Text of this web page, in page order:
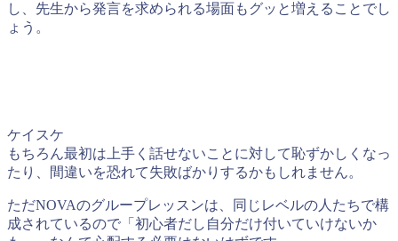
し、先生から発言を求められる場面もグッと増えることでし
ょう。
ケイスケ
もちろん最初は上手く話せないことに対して恥ずかしくなっ
たり、間違いを恐れて失敗ばかりするかもしれません。
ただNOVAのグループレッスンは、同じレベルの人たちで構
成されているので「初心者だし自分だけ付いていけないか